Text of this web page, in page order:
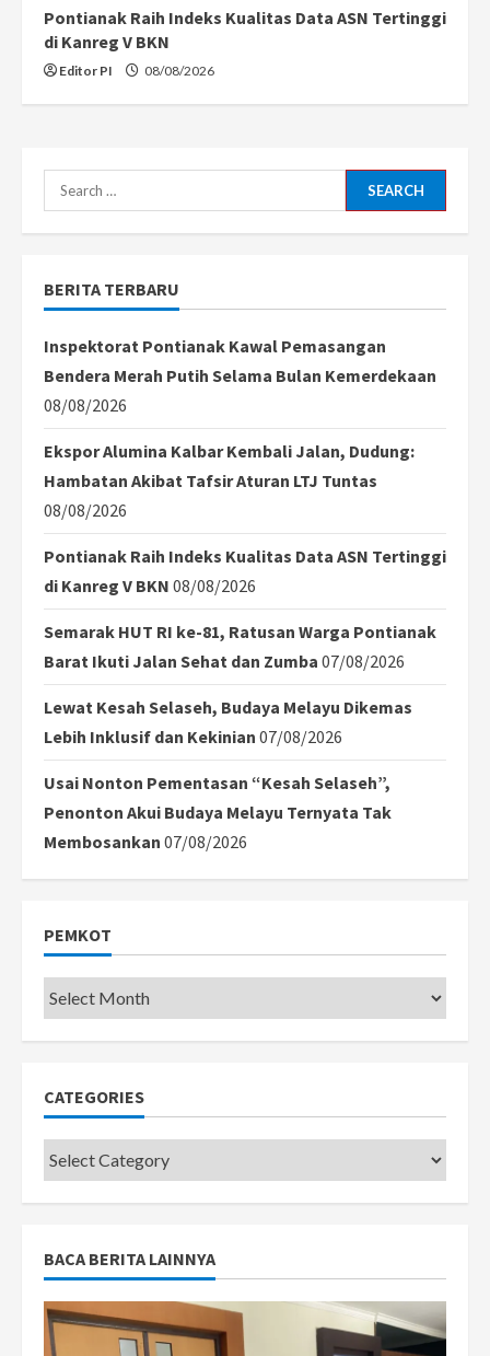
Pontianak Raih Indeks Kualitas Data ASN Tertinggi
di Kanreg V BKN
Editor PI 08/08/2026
Search
for:
BERITA TERBARU
Inspektorat Pontianak Kawal Pemasangan
Bendera Merah Putih Selama Bulan Kemerdekaan
08/08/2026
Ekspor Alumina Kalbar Kembali Jalan, Dudung:
Hambatan Akibat Tafsir Aturan LTJ Tuntas
08/08/2026
Pontianak Raih Indeks Kualitas Data ASN Tertinggi
di Kanreg V BKN 08/08/2026
Semarak HUT RI ke-81, Ratusan Warga Pontianak
Barat Ikuti Jalan Sehat dan Zumba 07/08/2026
Lewat Kesah Selaseh, Budaya Melayu Dikemas
Lebih Inklusif dan Kekinian 07/08/2026
Usai Nonton Pementasan “Kesah Selaseh”,
Penonton Akui Budaya Melayu Ternyata Tak
Membosankan 07/08/2026
PEMKOT
Pemkot
CATEGORIES
Categories
BACA BERITA LAINNYA